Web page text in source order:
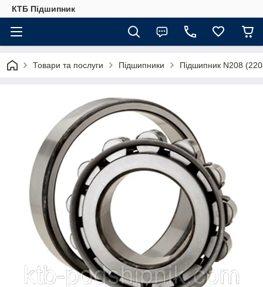
КТБ Підшипник
Товари та послуги Підшипники Підшипник N208